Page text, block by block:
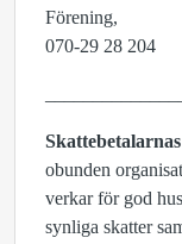
Förening,
070-29 28 204
obunden
verkar för god
synliga skatter